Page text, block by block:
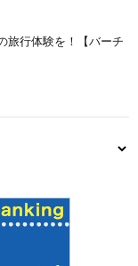
旅行体験を！【バーチ